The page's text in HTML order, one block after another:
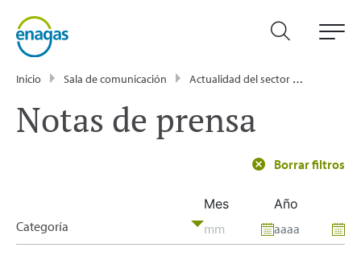
Inicio Sala de comunicación Actualidad del sector energético - Enagás
Notas de prensa
Borrar filtros
Categoría
Mes Año